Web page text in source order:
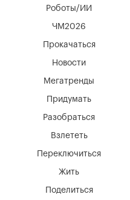
Мегатренды
Придумать
Разобраться
Взлететь
Новости
Переключиться
Жить
Поделиться
Роботы/ИИ
ЧМ2026
Прокачаться